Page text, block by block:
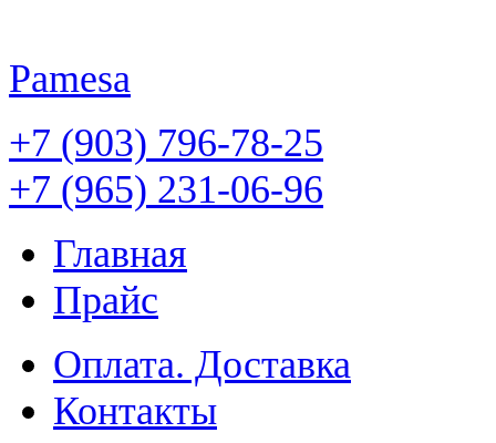
Pamesa
+7 (903) 796-78-25
+7 (965) 231-06-96
Главная
Прайс
Оплата. Доставка
Контакты